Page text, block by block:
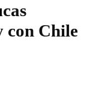
con Chile